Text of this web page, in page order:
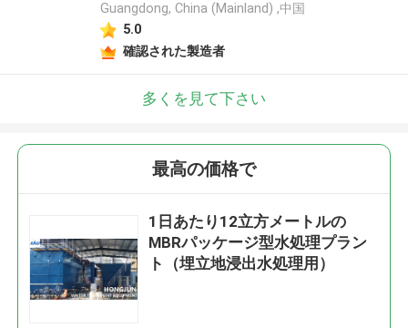
Guangdong, China (Mainland) ,中国
5.0
確認された製造者
多くを見て下さい
最高の価格で
1日あたり12立方メートルの
MBRパッケージ型水処理プラン
ト（埋立地浸出水処理用）